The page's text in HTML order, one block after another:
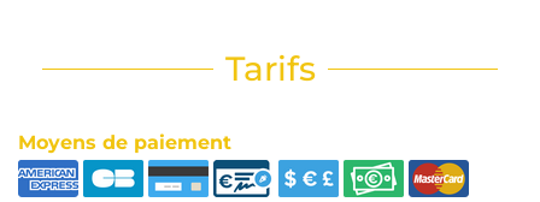
Tarifs
Moyens de paiement